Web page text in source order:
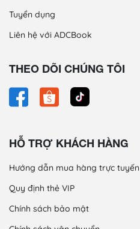
Tuyển dụng
Liên hệ với ADCBook
THEO DÕI CHÚNG TÔI
HỖ TRỢ KHÁCH HÀNG
Hướng dẫn mua hàng trực tuyến
Quy định thẻ VIP
Chính sách bảo mật